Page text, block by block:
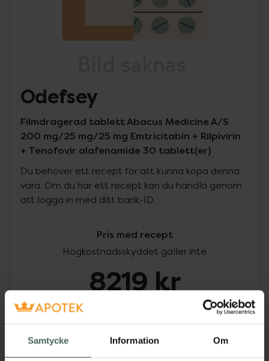
Samtycke Information Om
Odefsey
Filmdragerad tablett Abacus Medicine A/S
200 mg/25 mg/25 mg Emtricitabin + Rilpivirin
+ Tenofovir alafenamide 30 tablett(er)
Du behöver ett recept för att kunna köpa denna
vara. Om du har ett recept kan du handla genom
att logga in med ditt bank-ID.
Pris med recept
Högkostnadsskyddet gäller inte
8219 kr
Köp via ditt recept